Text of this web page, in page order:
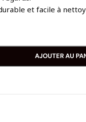
et facile à
AJOUTER AU